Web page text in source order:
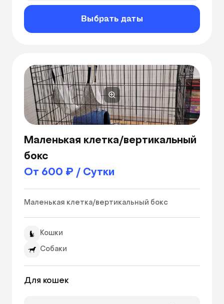
Выбрать даты
Маленькая клетка/вертикальный
бокс
От 600 ₽ / Сутки
Маленькая клетка/вертикальный бокс
Кошки
Собаки
Для кошек